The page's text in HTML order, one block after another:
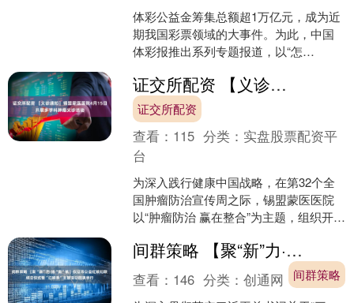
体彩公益金筹集总额超1万亿元，成为近
期我国彩票领域的大事件。为此，中国
体彩报推出系列专题报道，以“怎
关注的关于体彩及公益金....证交所配资 【义诊通知】锡盟蒙医医院4月15日开展多学科肿瘤义诊活动
证交所配资
查看： 115 分类： 实盘股票配资平
台
为深入践行健康中国战略，在第32个全
国肿瘤防治宣传周之际，锡盟蒙医医院
以“肿瘤防治 赢在整合”为主题，组织开展
学科专家，提供一....
间群策略 【聚“新”力·扬“新”帆】仪征市公益红娘妇联成立仪式暨“红娘荟”主题活动圆满举行
间群策略
查看： 146 分类：创通网